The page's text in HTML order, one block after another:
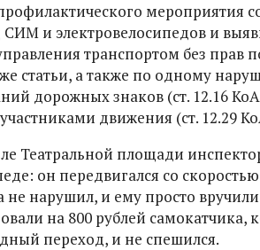
мероприятия
и электровелосипедов и
транспортом без прав
статьи, а также по одному
дорожных знаков (ст. 12.16
движения (ст. 12.29
Театральной площади
он передвигался со
не нарушил, и ему просто
на 800 рублей самокатчика,
переход, и не спешился.